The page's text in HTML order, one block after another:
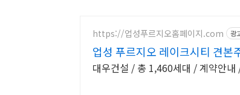
https://업성푸르지오홈페이지.com 광
업성 푸르지오 레이크시티 견본
대우건설 / 총 1,460세대 / 계약안